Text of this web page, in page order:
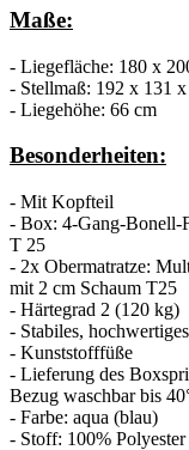
Maße:
- Liegefläche: 180 x
- Stellmaß: 192 x 131
- Liegehöhe: 66 cm
Besonderheiten:
- Mit Kopfteil
- Box: 4-Gang-Bonell-
T 25
- 2x Obermatratze:
mit 2 cm Schaum T25
- Härtegrad 2 (120 kg)
- Stabiles,
- Kunststofffüße
- Lieferung des
Bezug waschbar bis
- Farbe: aqua (blau)
- Stoff: 100% Polyester